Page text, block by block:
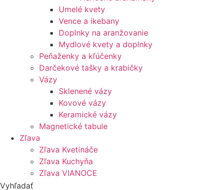
Umelé kvety
Vence a ikebany
Doplnky na aranžovanie
Mydlové kvety a doplnky
Peňaženky a kľúčenky
Darčekové tašky a krabičky
Vázy
Sklenené vázy
Kovové vázy
Keramické vázy
Magnetické tabule
Zľava
Zľava Kvetináče
Zľava Kuchyňa
Zľava VIANOCE
Vyhľadať